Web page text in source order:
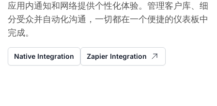
应用内通知和网络提供个性化体验。管理客户库、细
分受众并自动化沟通，一切都在一个便捷的仪表板中
完成。
Native Integration Zapier Integration